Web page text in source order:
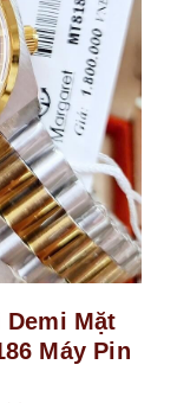
Mặt
Máy Pin